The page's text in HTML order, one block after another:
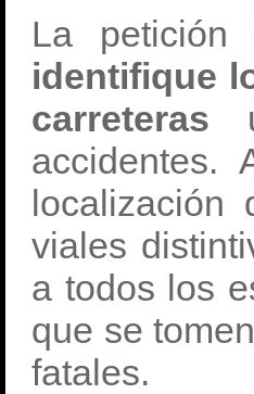
La
identifique
carreteras
accidentes.
localización
viales
a todos los
que se
fatales.